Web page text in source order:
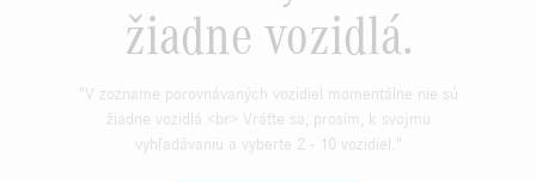
žiadne vozidlá.
"V zozname porovnávaných vozidiel momentálne nie sú
žiadne vozidlá.<br> Vráťte sa, prosím, k svojmu
vyhľadávaniu a vyberte 2 - 10 vozidiel."